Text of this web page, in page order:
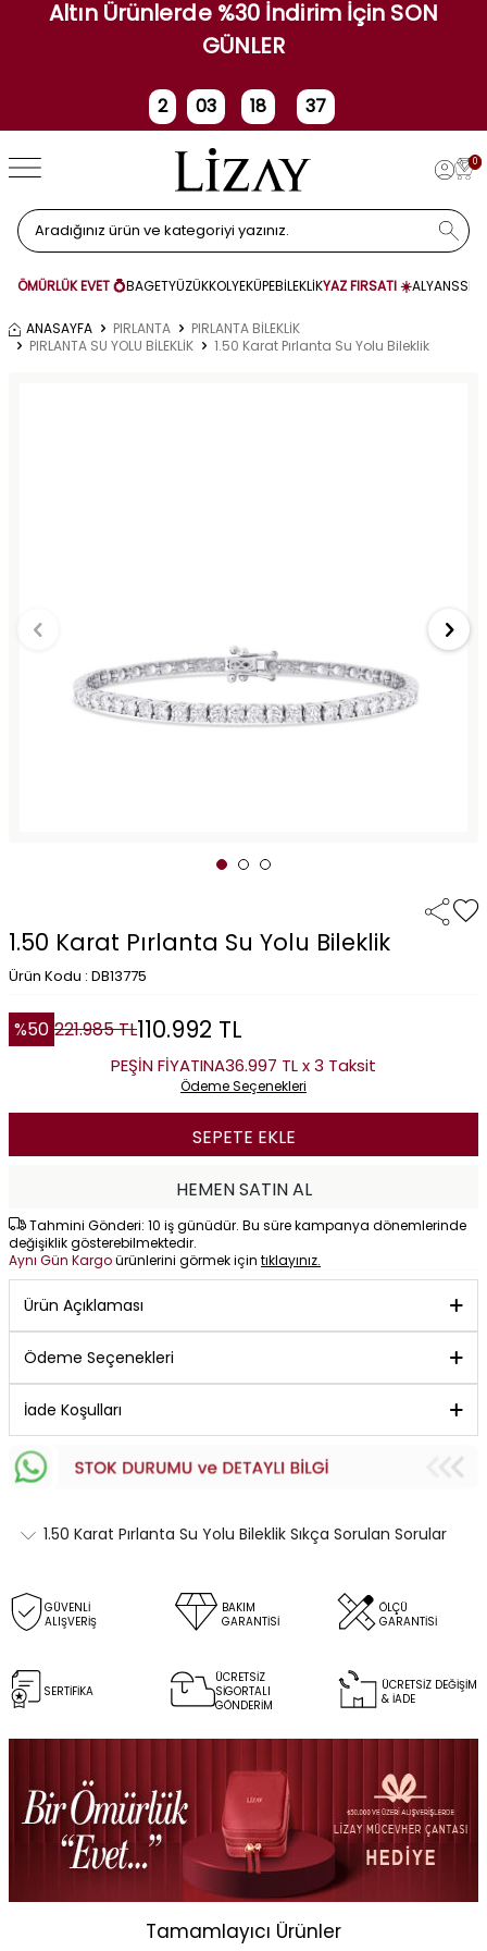
Altın Ürünlerde %30 İndirim İçin SON
GÜNLER
2
Gün
03
Saat
18 36
0
ÖMÜRLÜK EVET 💍BAGETYÜZÜKKOLYEKÜPEBİLEKLİKYAZ FIRSATI ☀️ALYANS
ANASAYFA PIRLANTA
PIRLANTA BİLEKLİK
PIRLANTA SU YOLU BİLEKLİK
1.50 Karat Pırlanta Su Yolu Bileklik
1.50 Karat Pırlanta Su Yolu Bileklik
Ürün Kodu : DB13775
%50 221.985TL110.992 TL
PEŞİN FİYATINA36.997 TL x 3 Taksit
Ödeme Seçenekleri
SEPETE EKLE
HEMEN SATIN AL
Tahmini Gönderi: 10 iş günüdür. Bu süre kampanya dönemlerinde
değişiklik gösterebilmektedir.
Aynı Gün Kargoürünlerini görmek için tıklayınız.
Ürün Açıklaması
Ödeme Seçenekleri
İade Koşulları
1.50 Karat Pırlanta Su Yolu Bileklik Sıkça Sorulan Sorular
GÜVENLİ
ALIŞVERİŞ
BAKIM
GARANTİSİ
ÖLÇÜ
GARANTİSİ
SERTİFİKA
ÜCRETSİZ
SİGORTALI
GÖNDERİM
ÜCRETSİZ DEĞİŞİM
& İADE
Tamamlayıcı Ürünler